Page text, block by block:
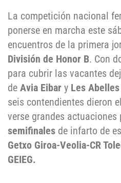
La competición nacional
ponerse en marcha este
encuentros de la primera
División de Honor B. Con
para cubrir las vacantes
de Avia Eibar y Les Abelles
seis contendientes dieron
verse grandes actuaciones
semifinales de infarto de
Getxo Giroa-Veolia-CR
GEIEG.